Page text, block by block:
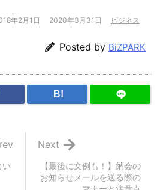
年2月1日 2020年3月31日 ビジネス
Posted by BiZPARK
B!
【最後に文例も！】納会の
お知らせメールを送る際の
Next
い